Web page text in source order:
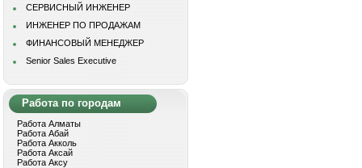
СЕРВИСНЫЙ ИНЖЕНЕР
ИНЖЕНЕР ПО ПРОДАЖАМ
ФИНАНСОВЫЙ МЕНЕДЖЕР
Senior Sales Executive
Работа по городам
Работа Алматы
Работа Абай
Работа Акколь
Работа Аксай
Работа Аксу